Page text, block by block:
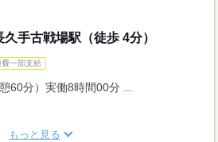
手古戦場駅（徒歩 4分）
費一部支給
60分）実働8時間00分 ...
もっと見る